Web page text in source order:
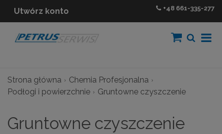
Utwórz konto +48 661-335-277
Strona główna
Chemia Profesjonalna
Podłogi i powierzchnie
Gruntowne czyszczenie
Gruntowne czyszczenie